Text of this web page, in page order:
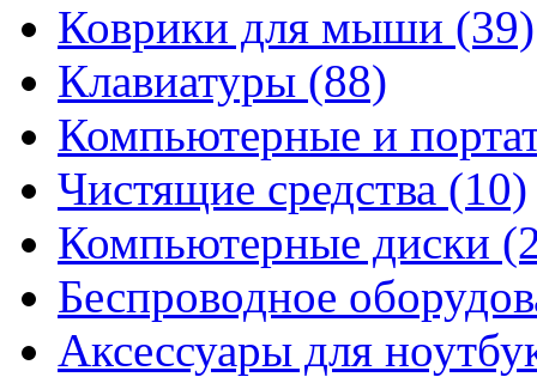
Коврики для мыши (39)
Клавиатуры (88)
Компьютерные и
Чистящие средства (10)
Компьютерные диски
Беспроводное
Аксессуары для